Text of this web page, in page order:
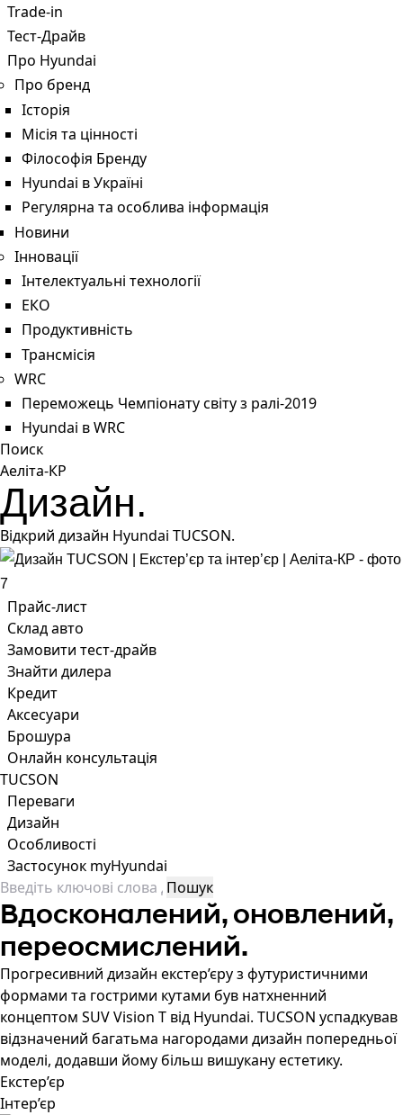
Trade-in
Тест-Драйв
Про Hyundai
Про бренд
Історія
Місія та цінності
Філософія Бренду
Hyundai в Україні
Регулярна та особлива інформація
Новини
Інновації
Інтелектуальні технології
ЕКО
Продуктивність
Трансмісія
WRC
Переможець Чемпіонату світу з ралі-2019
Hyundai в WRC
Поиск
Аеліта-КР
Дизайн.
Відкрий дизайн Hyundai TUCSON.
Прайс-лист
Склад авто
Замовити тест-драйв
Знайти дилера
Кредит
Аксесуари
Брошура
Онлайн консультація
TUCSON
Переваги
Дизайн
Особливості
Застосунок myHyundai
Вдосконалений, оновлений,
переосмислений.
Прогресивний дизайн екстер’єру з футуристичними
формами та гострими кутами був натхненний
концептом SUV Vision T від Hyundai. TUCSON успадкував
відзначений багатьма нагородами дизайн попередньої
моделі, додавши йому більш вишукану естетику.
Екстер’єр
Інтер’єр